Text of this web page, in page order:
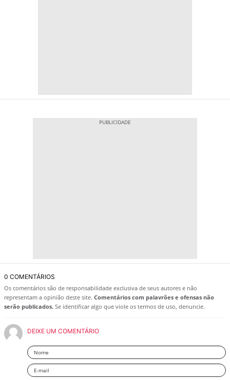
0 COMENTÁRIOS
Os comentários são de responsabilidade exclusiva de seus autores e não
representam a opinião deste site. Comentários com palavrões e ofensas não
serão publicados. Se identificar algo que viole os termos de uso, denuncie.
DEIXE UM COMENTÁRIO
Nome
Email